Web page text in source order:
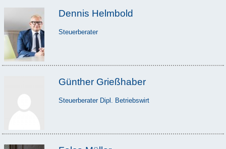
Dennis Helmbold
Steuerberater
Günther Grießhaber
Steuerberater Dipl. Betriebswirt